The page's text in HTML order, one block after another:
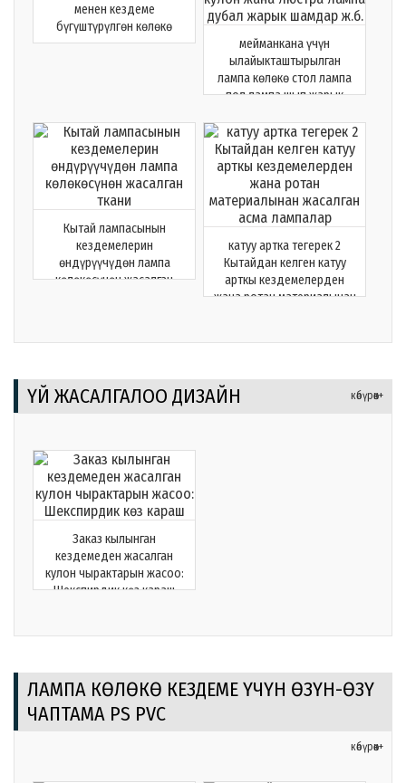
менен кездеме
бүгүштүрүлгөн көлөкө
мейманкана үчүн
ылайыкташтырылган
лампа көлөкө стол лампа
пол лампа шып жарык
дубал жарык шамдар ж.б.
Кытай лампасынын
кездемелерин
өндүрүүчүдөн лампа
көлөкөсүнөн жасалган
катуу артка тегерек 2
Кытайдан келген катуу
арткы кездемелерден
жана ротан материалынан
ҮЙ ЖАСАЛГАЛОО ДИЗАЙН көбүрөөк+
Заказ кылынган
кездемеден жасалган
кулон чырактарын жасоо:
Шекспирдик көз караш
ЛАМПА КӨЛӨКӨ КЕЗДЕМЕ ҮЧҮН ӨЗҮН-ӨЗҮ
ЧАПТАМА PS PVC
көбүрөөк+